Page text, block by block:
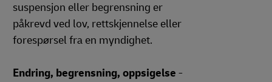
suspensjon eller begrensning er
påkrevd ved lov, rettskjennelse eller
forespørsel fra en myndighet.
Endring, begrensning, oppsigelse -